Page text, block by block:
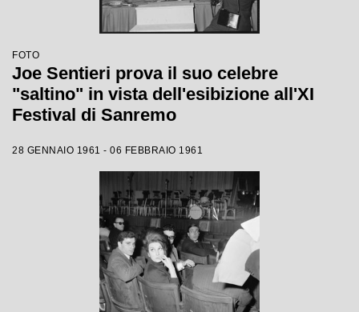
FOTO
Joe Sentieri prova il suo celebre
"saltino" in vista dell'esibizione all'XI
Festival di Sanremo
28 GENNAIO 1961 - 06 FEBBRAIO 1961